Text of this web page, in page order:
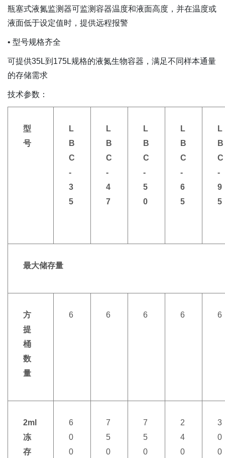
瓶塞式液氮监测器可监测容器温度和液面高度，并在温度或
液面低于设定值时，提供远程报警
• 型号规格齐全
可提供35L到175L规格的液氮生物容器，满足不同样本通量
的存储需求
技术参数：
型
号
L
B
C
-
3
5
L
B
C
-
4
7
L
B
C
-
5
0
L
B
C
-
6
5
L
B
C
-
9
5
最大储存量
方
提
桶
数
量
6 6 6 6 6
2ml
冻
存
6
0
0
7
5
0
7
5
0
2
4
0
3
0
0